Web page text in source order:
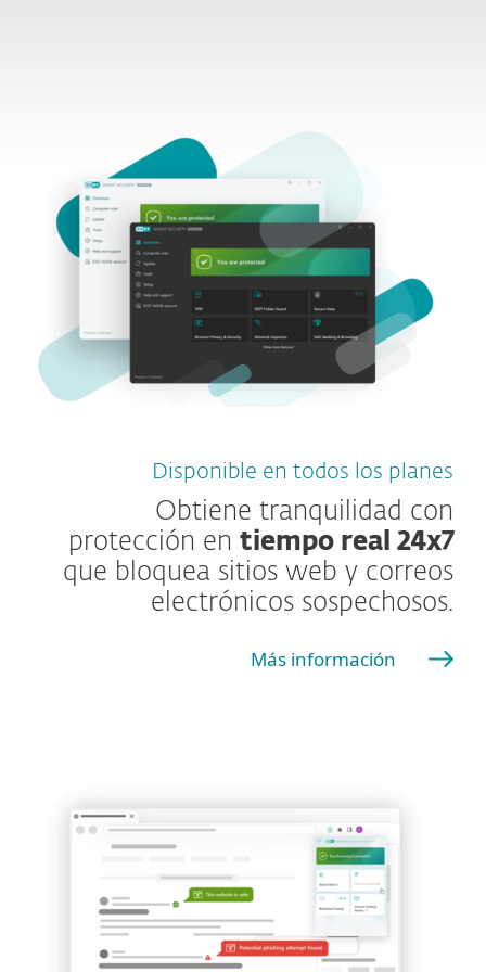
Disponible en todos los planes
Obtiene tranquilidad con
protección en tiempo real 24x7
que bloquea sitios web y correos
electrónicos sospechosos.
Más información